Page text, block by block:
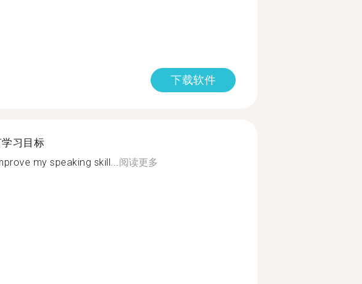
下载软件
习目标
my speaking skill...阅读更多